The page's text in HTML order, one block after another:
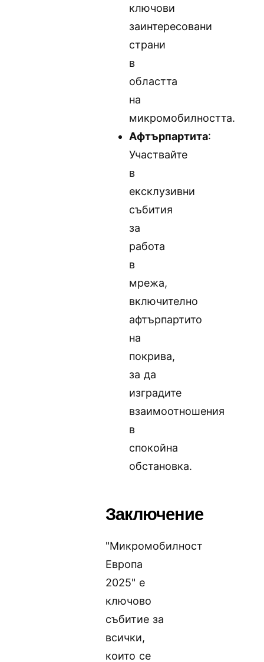
ключови
заинтересовани
страни
в
областта
на
микромобилността.
Афтърпартита:
Участвайте
в
ексклузивни
събития
за
работа
в
мрежа,
включително
афтърпартито
на
покрива,
за да
изградите
взаимоотношения
в
спокойна
обстановка.
Заключение
"Микромобилност
Европа
2025" е
ключово
събитие за
всички,
които се